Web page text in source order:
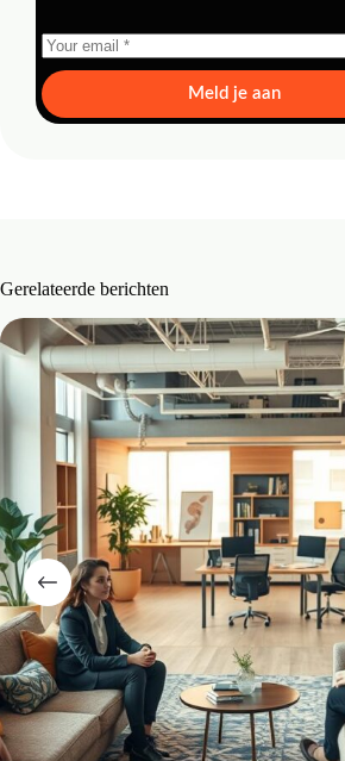
Meld je aan
Gerelateerde berichten